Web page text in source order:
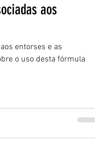
aos
entorses e as
o uso desta fórmula